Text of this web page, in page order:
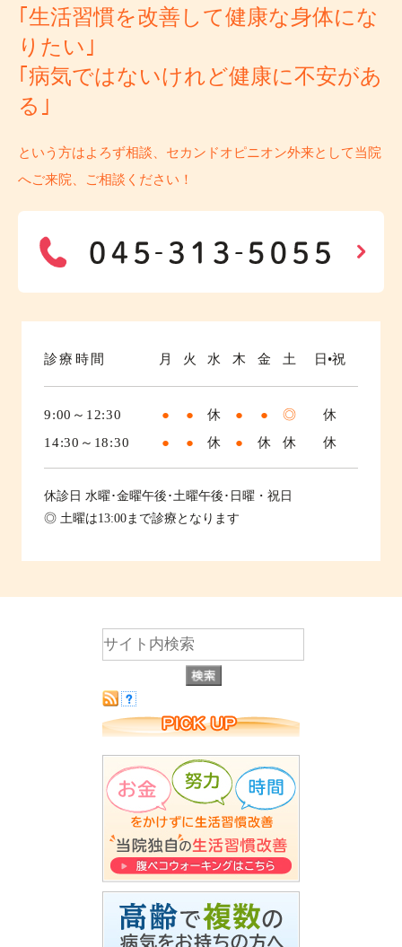
｢生活習慣を改善して健康な身体にな
りたい｣
｢病気ではないけれど健康に不安があ
る｣
という方はよろず相談、セカンドオピニオン外来として当院
へご来院、ご相談ください！
診療時間 月 火 水 木 金 土 日•祝
9:00～12:30 ● ● 休 ● ● ◎
休
14:30～18:30
● ● 休 ● 休 休 休
休診日 水曜･金曜午後･土曜午後･日曜・祝日
◎ 土曜は13:00まで診療となります